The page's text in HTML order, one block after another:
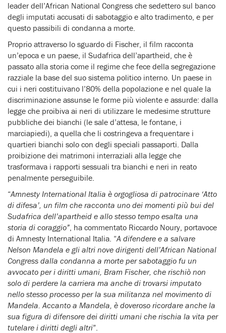
leader dell’African National Congress che sedettero sul banco
degli imputati accusati di sabotaggio e alto tradimento, e per
questo passibili di condanna a morte.
Proprio attraverso lo sguardo di Fischer, il film racconta
un’epoca e un paese, il Sudafrica dell’apartheid, che è
passato alla storia come il regime che fece della segregazione
razziale la base del suo sistema politico interno. Un paese in
cui i neri costituivano l’80% della popolazione e nel quale la
discriminazione assunse le forme più violente e assurde: dalla
legge che proibiva ai neri di utilizzare le medesime strutture
pubbliche dei bianchi (le sale d’attesa, le fontane, i
marciapiedi), a quella che li costringeva a frequentare i
quartieri bianchi solo con degli speciali passaporti. Dalla
proibizione dei matrimoni interraziali alla legge che
trasformava i rapporti sessuali tra bianchi e neri in reato
penalmente perseguibile.
“Amnesty International Italia è orgogliosa di patrocinare ‘Atto
di difesa’, un film che racconta uno dei momenti più bui del
Sudafrica dell’apartheid e allo stesso tempo esalta una
storia di coraggio” , ha commentato Riccardo Noury, portavoce
di Amnesty International Italia. “A difendere e a salvare
Nelson Mandela e gli altri nove dirigenti dell’African National
Congress dalla condanna a morte per sabotaggio fu un
avvocato per i diritti umani, Bram Fischer, che rischiò non
solo di perdere la carriera ma anche di trovarsi imputato
nello stesso processo per la sua militanza nel movimento di
Mandela. Accanto a Mandela, è doveroso ricordare anche la
sua figura di difensore dei diritti umani che rischia la vita per
tutelare i diritti degli altri”.